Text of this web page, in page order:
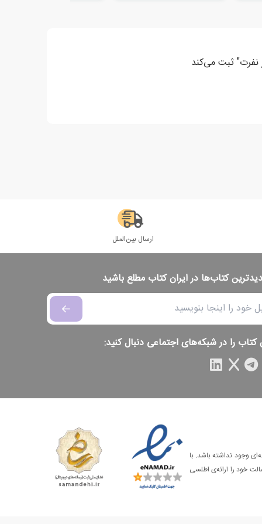
نفرت" ثبت می‌کند
ارسال بین‌الملل
کتاب‌ها در ایران کتاب مطلع باشید
کتاب را در شبکه‌های اجتماعی دنبال کنید:
وجود نداشته باشد. با
خود را ارائه‌ی اطلسی